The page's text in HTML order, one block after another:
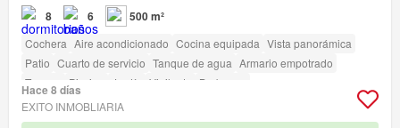
8 6 500 m²
Cochera Aire acondicionado Cocina equipada Vista panorámica
Patio Cuarto de servicio Tanque de agua Armario empotrado
Terraza
Piscina Jardín Vigilante Barbacoa
Hace 8 días
EXITO INMOBLIARIA